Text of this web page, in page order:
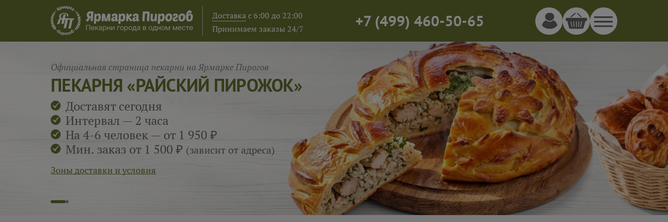
Доставкас 6:00 до 22:00
Принимаем заказы 24/7
+7(499) 460-50-65
ПЕКАРНЯ «РАЙСКИЙ ПИРОЖОК»
Официальная страница пекарни на Ярмарке Пирогов
Доставят сегодня
Интервал — 2 часа
На 4-6 человек — от 1 950 ₽
Мин. заказ от 1 500 ₽ (зависит от адреса)
Зоны доставки и условия